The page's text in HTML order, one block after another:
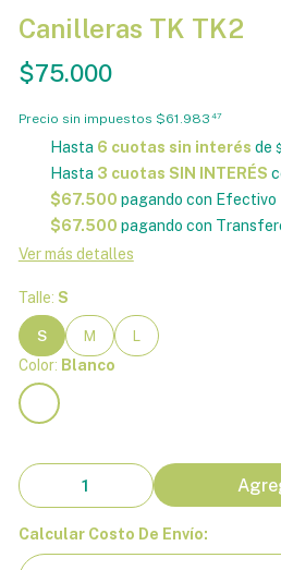
Canilleras TK TK2
$75.000
Precio sin impuestos $61.983 47
Hasta 6 cuotas sin interés de
Hasta 3 cuotas SIN INTERÉS
$67.500 pagando con Efectivo
$67.500 pagando con
Ver más detalles
Talle: S
S M
L
Color: Blanco
Calcular Costo De Envío: